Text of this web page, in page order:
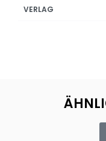
VERLAG